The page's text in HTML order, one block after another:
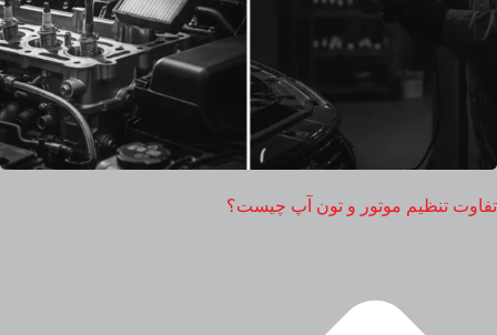
تفاوت تنظیم موتور و تون آپ چیست؟